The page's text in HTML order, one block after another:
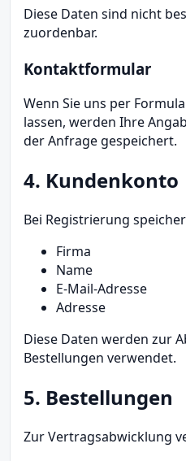
Diese Daten sind nicht
zuordenbar.
Kontaktformular
Wenn Sie uns per
lassen, werden Ihre
der Anfrage gespeichert.
4. Kundenkonto
Bei Registrierung
Firma
Name
E-Mail-Adresse
Adresse
Diese Daten werden zur
Bestellungen verwendet.
5. Bestellungen
Zur Vertragsabwicklung